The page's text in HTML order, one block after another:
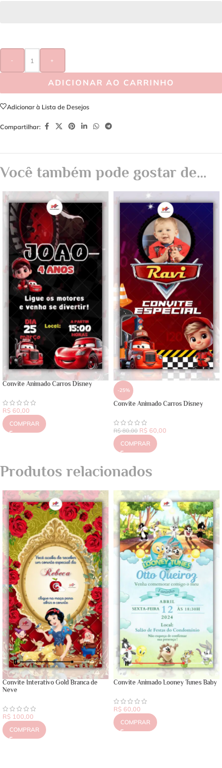
- +
ADICIONAR AO CARRINHO
Adicionar à Lista de Desejos
Compartilhar:
Você também pode gostar de…
Convite Animado Carros Disney
R$ 60,00
COMPRAR
-25%
Convite Animado Carros Disney
R$80,00 R$ 60,00
COMPRAR
Produtos relacionados
Convite Interativo Gold Branca de
Neve
R$ 100,00
COMPRAR
Convite Animado Looney Tunes Baby
R$ 60,00
COMPRAR